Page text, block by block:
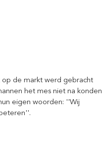
op de markt werd gebracht
het mes niet na konden
eigen woorden: ''Wij